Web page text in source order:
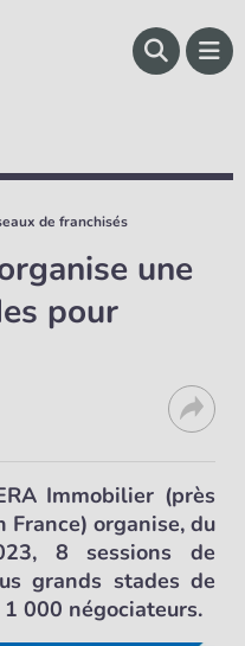
de franchisés
une
pour
Immobilier (près
organise, du
8 sessions de
grands stades de
000 négociateurs.